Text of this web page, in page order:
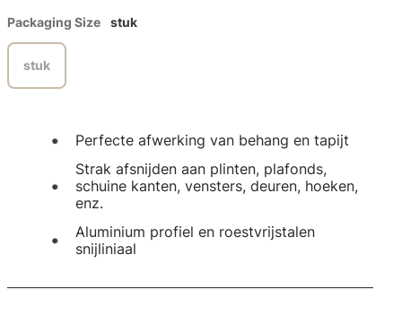
Packaging Size stuk
stuk
Perfecte afwerking van behang en tapijt
Strak afsnijden aan plinten, plafonds,
schuine kanten, vensters, deuren, hoeken,
enz.
Aluminium profiel en roestvrijstalen
snijliniaal